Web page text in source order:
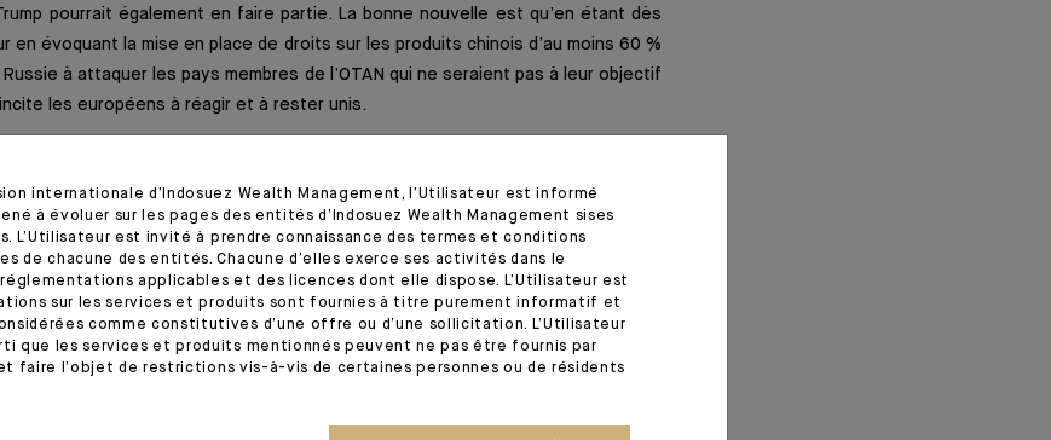
pourrait également en faire partie. La bonne nouvelle est qu’en étant dès
en évoquant la mise en place de droits sur les produits chinois d’au moins 60 %
à attaquer les pays membres de l’OTAN qui ne seraient pas à leur objectif
les européens à réagir et à rester unis.
que l’IA est une top Tech priorité pour 2024. Les dépenses d’investissement
cette année atteignent un record absolu pour les géants de la technologie
300 milliards de dollars pour les « 7 Fantastiques ».
– Extrait de l'Editorial
internationale d’Indosuez Wealth Management, l’Utilisateur est informé
à évoluer sur les pages des entités d’Indosuez Wealth Management sises
L’Utilisateur est invité à prendre connaissance des termes et conditions
de chacune des entités. Chacune d’elles exerce ses activités dans le
applicables et des licences dont elle dispose. L’Utilisateur est
sur les services et produits sont fournies à titre purement informatif et
comme constitutives d’une offre ou d’une sollicitation. L’Utilisateur
que les services et produits mentionnés peuvent ne pas être fournis par
faire l’objet de restrictions vis-à-vis de certaines personnes ou de résidents